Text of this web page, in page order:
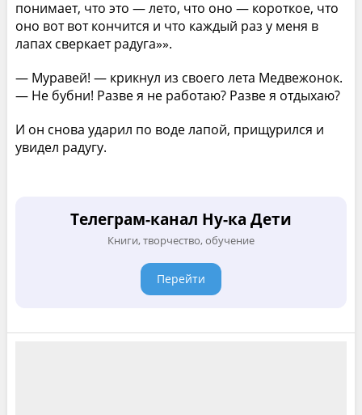
понимает, что это — лето, что оно — короткое, что
оно вот вот кончится и что каждый раз у меня в
лапах сверкает радуга»».
— Муравей! — крикнул из своего лета Медвежонок.
— Не бубни! Разве я не работаю? Разве я отдыхаю?
И он снова ударил по воде лапой, прищурился и
увидел радугу.
Телеграм-канал Ну-ка Дети
Книги, творчество, обучение
Перейти